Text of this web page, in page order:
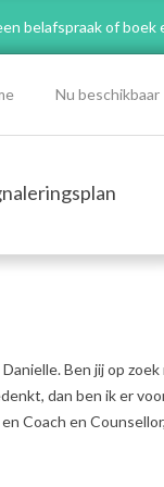
belafspraakof boek
Nu beschikbaar
Ben jij op
dan ben ik er
Coach en